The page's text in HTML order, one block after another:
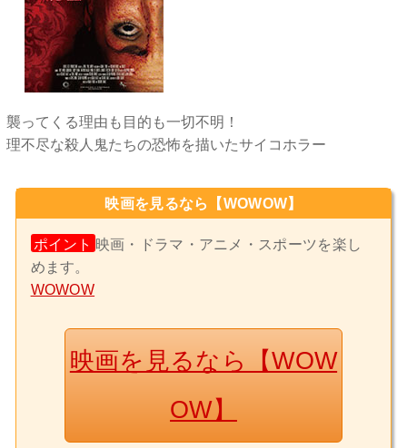
襲ってくる理由も目的も一切不明！
理不尽な殺人鬼たちの恐怖を描いたサイコホラー
映画を見るなら【WOWOW】
ポイント 映画・ドラマ・アニメ・スポーツを楽し
めます。
WOWOW
映画を見るなら【WOW
OW】